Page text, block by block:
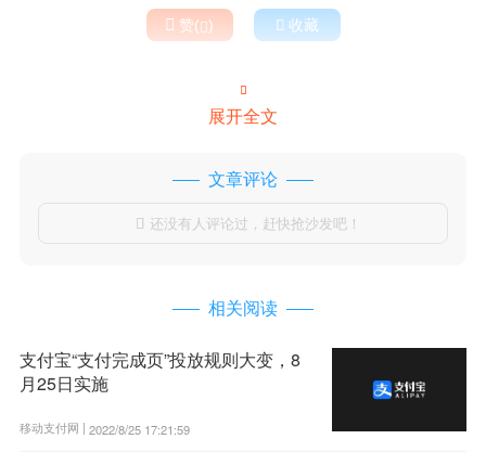
 赞()  收藏

展开全文
文章评论
 还没有人评论过，赶快抢沙发吧！
相关阅读
支付宝“支付完成页”投放规则大变，8
月25日实施
移动支付网 | 2022/8/25 17:21:59